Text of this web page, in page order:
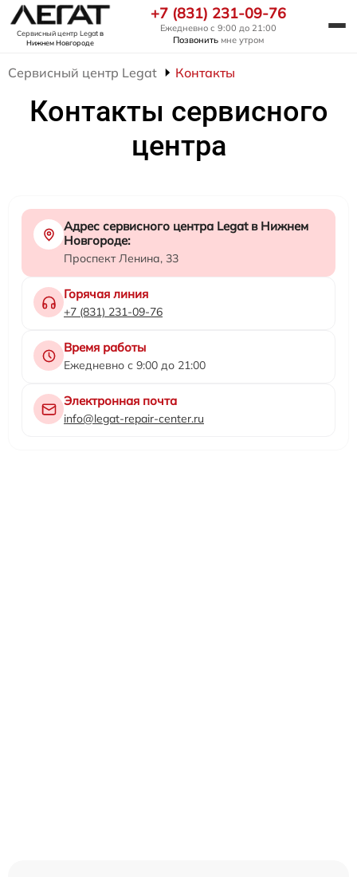
Сервисный центр Legatв
Нижнем Новгороде
+7 (831) 231-09-76
Ежедневно с 9:00 до 21:00
Позвонить мне утром
Сервисный центр Legat Контакты
Контакты сервисного
центра
Адрес сервисного центра Legat в Нижнем
Новгороде:
Проспект Ленина, 33
Горячая линия
+7 (831) 231-09-76
Время работы
Ежедневно с 9:00 до 21:00
Электронная почта
info@legat-repair-center.ru